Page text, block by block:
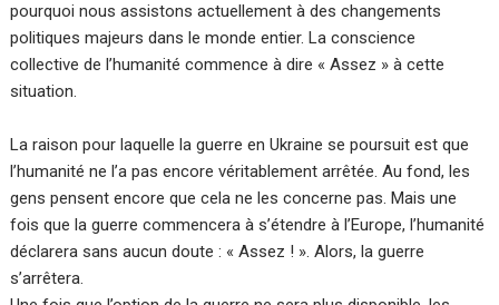
pourquoi nous assistons actuellement à des changements
politiques majeurs dans le monde entier. La conscience
collective de l’humanité commence à dire « Assez » à cette
situation.
La raison pour laquelle la guerre en Ukraine se poursuit est que
l’humanité ne l’a pas encore véritablement arrêtée. Au fond, les
gens pensent encore que cela ne les concerne pas. Mais une
fois que la guerre commencera à s’étendre à l’Europe, l’humanité
déclarera sans aucun doute : « Assez ! ». Alors, la guerre
s’arrêtera.